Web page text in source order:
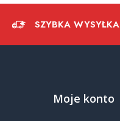
SZYBKA WYSYŁKA
Moje konto